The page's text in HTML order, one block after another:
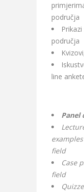
područja
područja
line
Panel
field
Case
field